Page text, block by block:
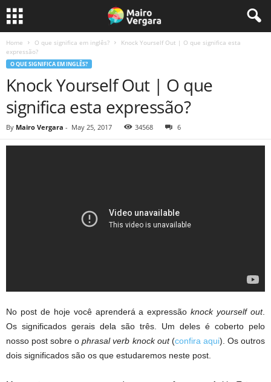
Home O que significa em inglês?
Knock Yourself Out | O que significa esta
expressão?
O QUE SIGNIFICA EM INGLÊS?
Knock Yourself Out | O que
significa esta expressão?
By Mairo Vergara - May 25, 2017 34568 6
No post de hoje você aprenderá a expressãoknock yourself out.
Os significados gerais dela são três. Um deles é coberto pelo
nosso post sobre ophrasal verb knock out(confira aqui). Os outros
dois significados são os que estudaremos neste post.